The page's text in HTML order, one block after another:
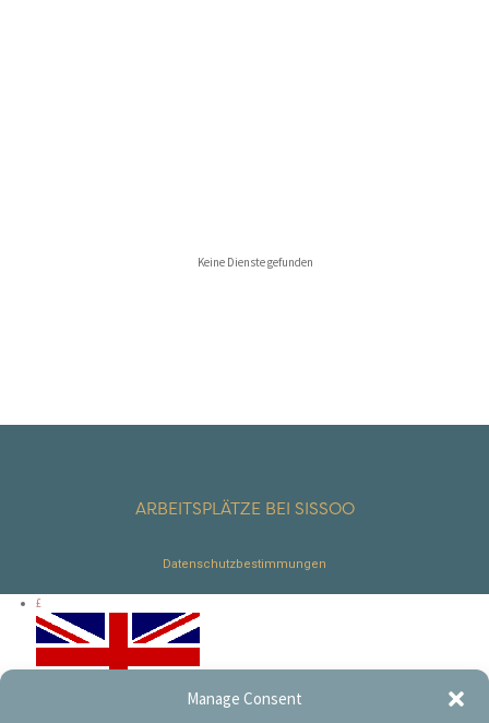
Manage Consent
Keine Dienste gefunden
ARBEITSPLÄTZE BEI SISSOO
Datenschutzbestimmungen
£